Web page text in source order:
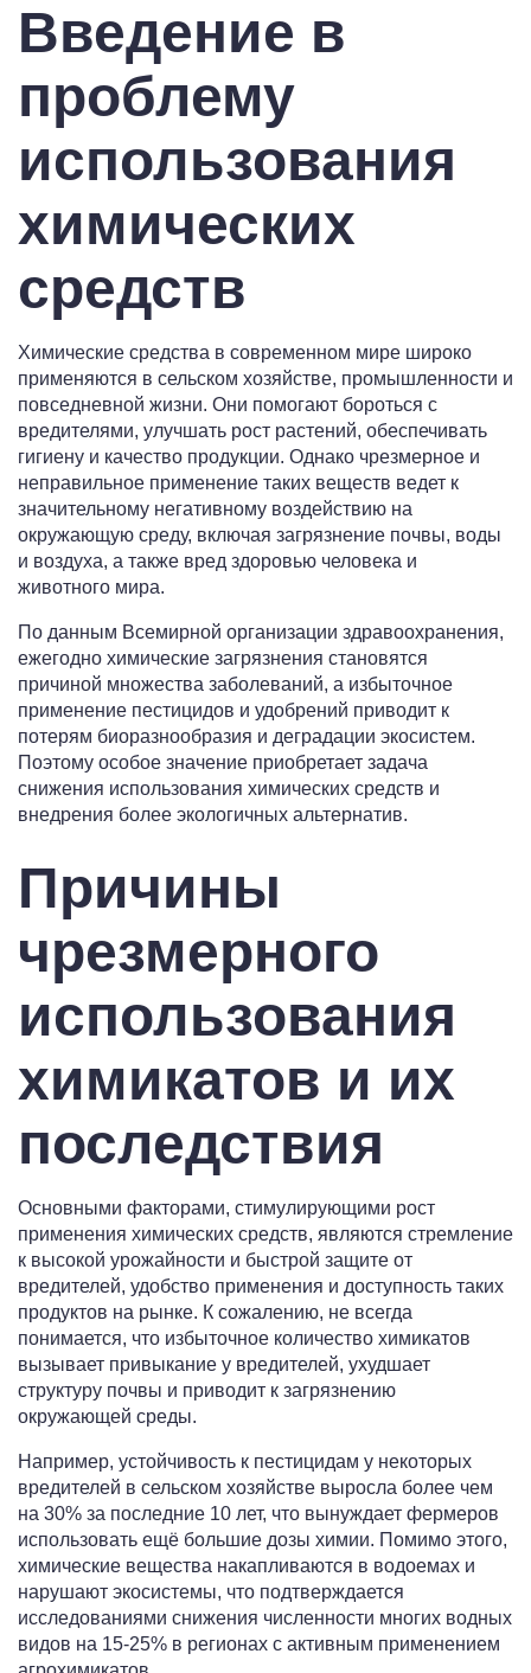
Введение в
проблему
использования
химических
средств
Химические средства в современном мире широко
применяются в сельском хозяйстве, промышленности и
повседневной жизни. Они помогают бороться с
вредителями, улучшать рост растений, обеспечивать
гигиену и качество продукции. Однако чрезмерное и
неправильное применение таких веществ ведет к
значительному негативному воздействию на
окружающую среду, включая загрязнение почвы, воды
и воздуха, а также вред здоровью человека и
животного мира.
По данным Всемирной организации здравоохранения,
ежегодно химические загрязнения становятся
причиной множества заболеваний, а избыточное
применение пестицидов и удобрений приводит к
потерям биоразнообразия и деградации экосистем.
Поэтому особое значение приобретает задача
снижения использования химических средств и
внедрения более экологичных альтернатив.
Причины
чрезмерного
использования
химикатов и их
последствия
Основными факторами, стимулирующими рост
применения химических средств, являются стремление
к высокой урожайности и быстрой защите от
вредителей, удобство применения и доступность таких
продуктов на рынке. К сожалению, не всегда
понимается, что избыточное количество химикатов
вызывает привыкание у вредителей, ухудшает
структуру почвы и приводит к загрязнению
окружающей среды.
Например, устойчивость к пестицидам у некоторых
вредителей в сельском хозяйстве выросла более чем
на 30% за последние 10 лет, что вынуждает фермеров
использовать ещё большие дозы химии. Помимо этого,
химические вещества накапливаются в водоемах и
нарушают экосистемы, что подтверждается
исследованиями снижения численности многих водных
видов на 15-25% в регионах с активным применением